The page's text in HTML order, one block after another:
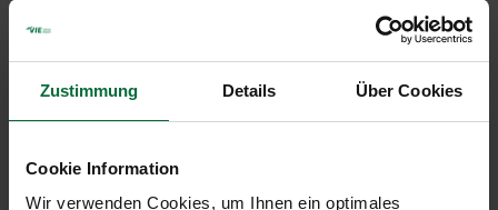
Zustimmung Details Über Cookies
Cookie Information
Wir verwenden Cookies, um Ihnen ein optimales
gebuchter Einfahrtszeit am Übergabeort für Sie
bereit.Er übernimmt Ihren Autoschlüssel und das
Parkticket. Nachdem Sie den Übernahmeschein